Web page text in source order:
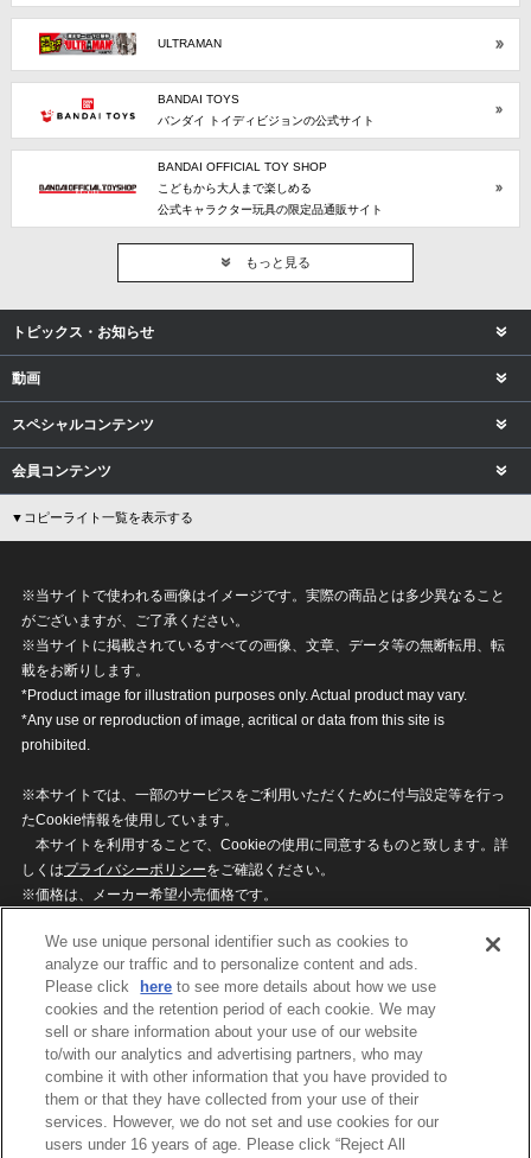
ULTRAMAN
BANDAI TOYS
バンダイ トイディビジョンの公式サイト
BANDAI OFFICIAL TOY SHOP
こどもから大人まで楽しめる
公式キャラクター玩具の限定品通販サイト
もっと見る
トピックス・お知らせ
動画
スペシャルコンテンツ
会員コンテンツ
▼コピーライト一覧を表示する
※当サイトで使われる画像はイメージです。実際の商品とは多少異なること
がございますが、ご了承ください。
※当サイトに掲載されているすべての画像、文章、データ等の無断転用、転
載をお断りします。
*Product image for illustration purposes only. Actual product may vary.
*Any use or reproduction of image, acritical or data from this site is
prohibited.
※本サイトでは、一部のサービスをご利用いただくために付与設定等を行っ
たCookie情報を使用しています。
本サイトを利用することで、Cookieの使用に同意するものと致します。詳
しくはプライバシーポリシーをご確認ください。
※価格は、メーカー希望小売価格です。
ざいますのでご了承ください。
privacypolicy
Do Not Sell or Share My
Personal Information
ウェブサイトご利用条件
ソーシャルメディアポリシー
個人情報保護方針
お問い合わせ
We use unique personal identifier such as cookies to
analyze our traffic and to personalize content and ads.
Please click
here to see more details about how we use
cookies and the retention period of each cookie. We may
sell or share information about your use of our website
to/with our analytics and advertising partners, who may
combine it with other information that you have provided to
them or that they have collected from your use of their
services. However, we do not set and use cookies for our
users under 16 years of age. Please click “Reject All